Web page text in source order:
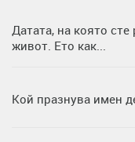
Датата, на която
живот. Ето как...
Кой празнува имен